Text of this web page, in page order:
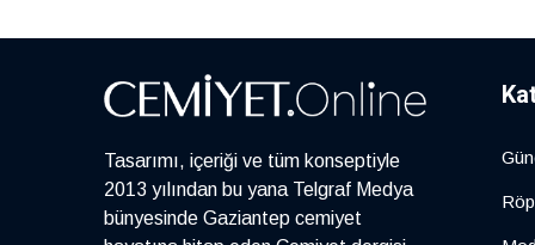
Tasarımı, içeriği ve tüm konseptiyle
2013 yılından bu yana Telgraf Medya
bünyesinde Gaziantep cemiyet